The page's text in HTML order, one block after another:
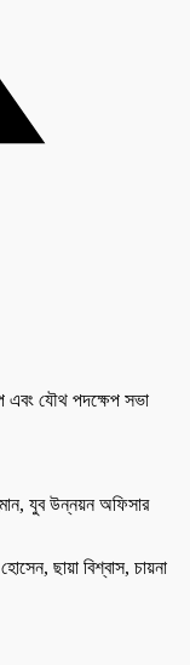
এবং যৌথ পদক্ষেপ সভা
যুব উন্নয়ন অফিসার
ছায়া বিশ্বাস, চায়না